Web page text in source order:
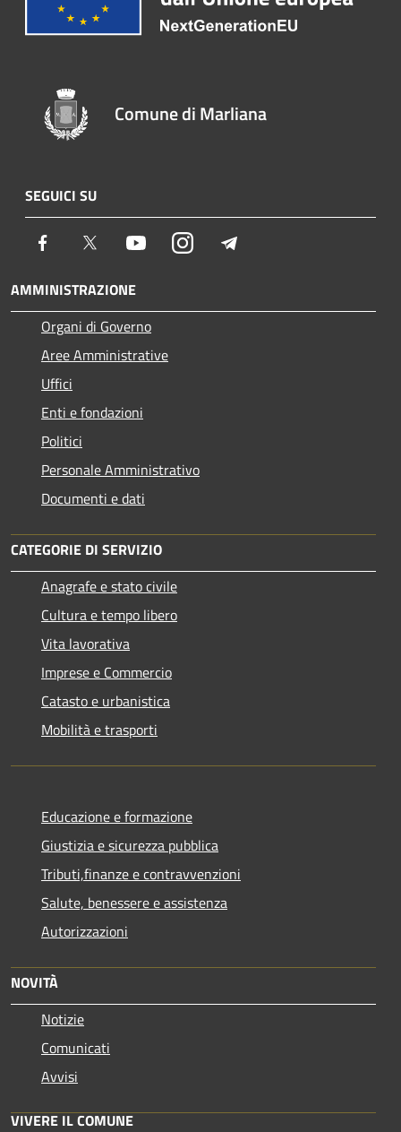
Comune di Marliana
SEGUICI SU
Facebook Twitter YoutubeInstagram
AMMINISTRAZIONE
Organi di Governo
Aree Amministrative
Uffici
Enti e fondazioni
Politici
Personale Amministrativo
Documenti e dati
CATEGORIE DI SERVIZIO
Anagrafe e stato civile
Cultura e tempo libero
Vita lavorativa
Imprese e Commercio
Catasto e urbanistica
Mobilità e trasporti
Educazione e formazione
Giustizia e sicurezza pubblica
Tributi,finanze e contravvenzioni
Salute, benessere e assistenza
Autorizzazioni
NOVITÀ
Notizie
Comunicati
Avvisi
VIVERE IL COMUNE